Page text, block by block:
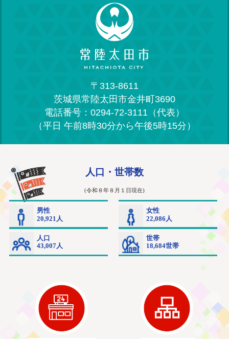
〒313-8611
茨城県常陸太田市金井町3690
電話番号：0294-72-3111（代表）
（平日 午前8時30分から午後5時15分）